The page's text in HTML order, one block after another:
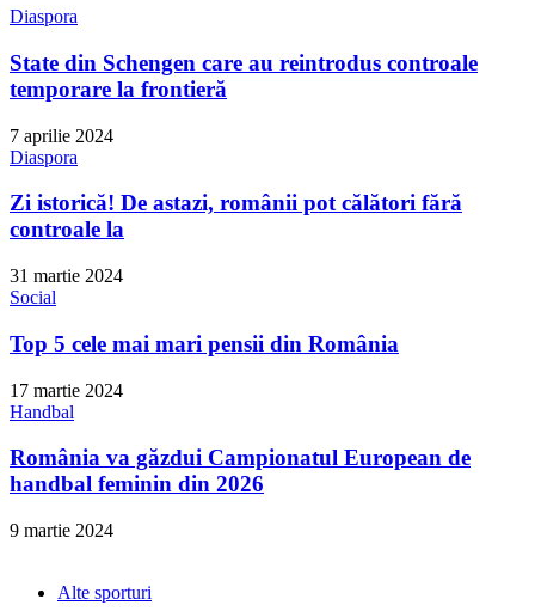
Diaspora
State din Schengen care au reintrodus controale
temporare la frontieră
7 aprilie 2024
Diaspora
Zi istorică! De astazi, românii pot călători fără
controale la
31 martie 2024
Social
Top 5 cele mai mari pensii din România
17 martie 2024
Handbal
România va găzdui Campionatul European de
handbal feminin din 2026
9 martie 2024
Alte sporturi